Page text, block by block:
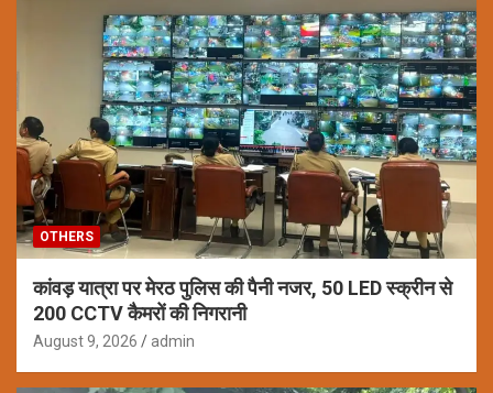
OTHERS
कांवड़ यात्रा पर मेरठ पुलिस की पैनी नजर, 50 LED स्क्रीन से
200 CCTV कैमरों की निगरानी
August 9, 2026 admin